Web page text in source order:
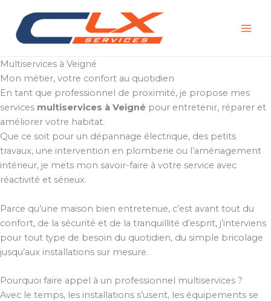
contenu
Multiservices à Veigné
Mon métier, votre confort au quotidien
En tant que professionnel de proximité, je propose mes
services multiservices à Veigné pour entretenir, réparer et
améliorer votre habitat.
Que ce soit pour un dépannage électrique, des petits
travaux, une intervention en plomberie ou l’aménagement
intérieur, je mets mon savoir-faire à votre service avec
réactivité et sérieux.
Parce qu’une maison bien entretenue, c’est avant tout du
confort, de la sécurité et de la tranquillité d’esprit, j’interviens
pour tout type de besoin du quotidien, du simple bricolage
jusqu’aux installations sur mesure.
Pourquoi faire appel à un professionnel multiservices ?
Avec le temps, les installations s’usent, les équipements se